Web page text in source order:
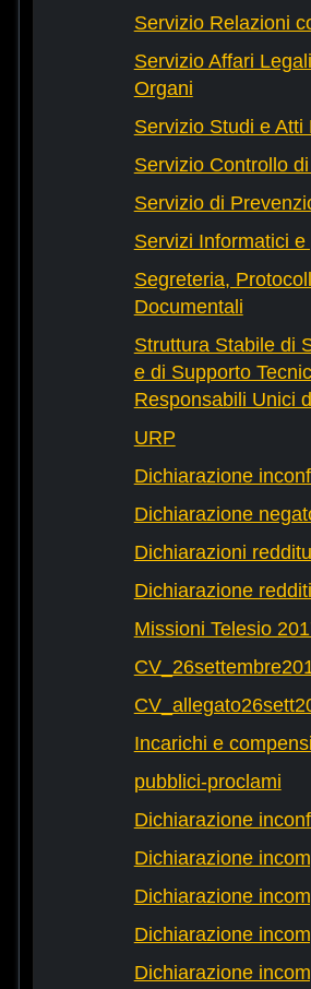
Servizio Relazioni
Servizio Affari
Organi
Servizio Studi e Atti
Servizio Controllo
Servizio di
Servizi Informatici
Segreteria,
Documentali
Struttura Stabile di
e di Supporto
Responsabili Unici
URP
Dichiarazione
Dichiarazione
Dichiarazioni
Dichiarazione
Missioni Telesio
Incarichi e
pubblici-proclami
Dichiarazione
Dichiarazione
Dichiarazione
Dichiarazione
Dichiarazione